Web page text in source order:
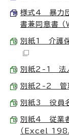
様式4 暴力団
書兼同意書
別紙1 介護
別紙2-1 法
別紙2-2 管
別紙3 役員
別紙4 従業
（Excel